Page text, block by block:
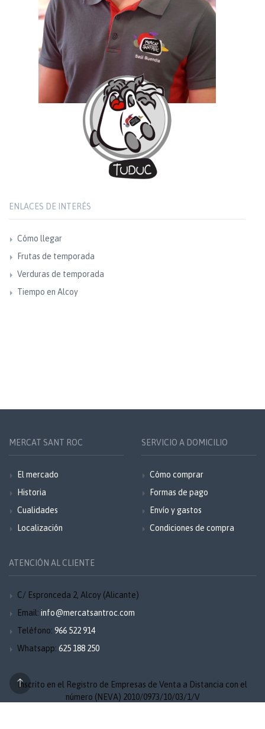
ENLACES DE INTERÉS
Cómo llegar
Frutas de temporada
Verduras de temporada
Tiempo en Alcoy
MERCAT SANT ROC
El mercado
Historia
Cualidades
Localización
SERVICIO A DOMICILIO
Cómo comprar
Formas de pago
Envío y gastos
Condiciones de compra
ATENCIÓN AL CLIENTE
C/ Espronceda 2, Alcoy (Alicante)
Email: info@mercatsantroc.com
Teléfono: 966 522 914
Whatsapp: 625 188 250
Inscrito en el Registro de Empresas de Venta a Distancia con el
número (NEVA) 2010/0973/10/03/1/V